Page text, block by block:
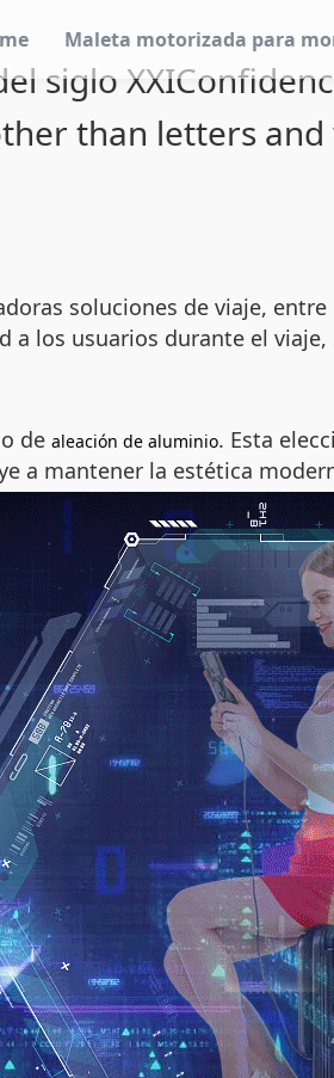
Maleta motorizada para
siglo
than letters
soluciones de viaje,
a los usuarios durante el
de aleación de aluminio. Esta
a mantener la estética